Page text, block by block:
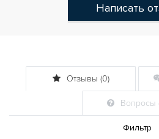
Написать
Отзывы (0)
Вопросы
Фильтр